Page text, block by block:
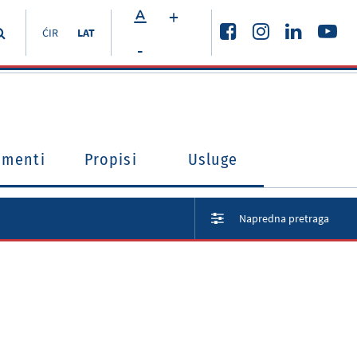
ĆIR LAT
+
-
Propisi Usluge
Napredna pretraga